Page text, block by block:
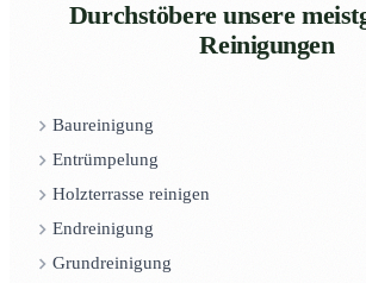
Durchstöbere unsere
Reinigungen
Baureinigung
Entrümpelung
Holzterrasse reinigen
Endreinigung
Grundreinigung